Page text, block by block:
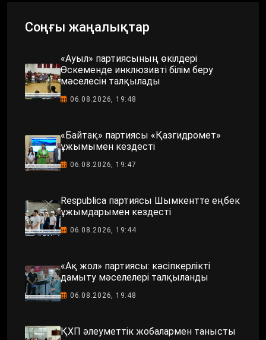
Соңғы жаңалықтар
«Ауыл» партиясының өкілдері
Өскеменде инклюзивті білім беру
мәселесін талқылады
06.08.2026, 19:48
«Байтақ» партиясы «Қазгидромет»
ұжымымен кездесті
06.08.2026, 19:47
Respublica партиясы Шымкентте еңбек
ұжымдарымен кездесті
06.08.2026, 19:44
«Ақ жол» партиясы: кәсіпкерлікті
дамыту мәселелері талқыланды
06.08.2026, 19:48
ҚХП әлеуметтік жобалармен танысты